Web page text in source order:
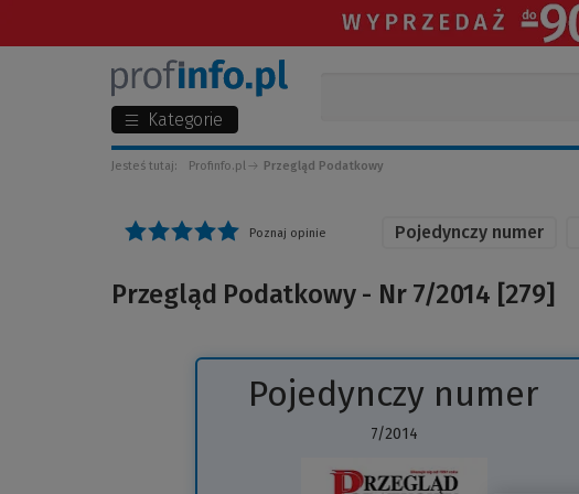
Kategorie
Jesteś tutaj: Profinfo.pl Przegląd Podatkowy
Poznaj opinie Pojedynczy numer
Przegląd Podatkowy - Nr 7/2014 [279]
Pojedynczy numer
7/2014